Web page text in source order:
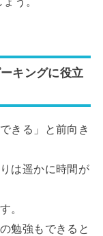
キングに役立
きる」と前向き
は遥かに時間が
。
勉強もできると